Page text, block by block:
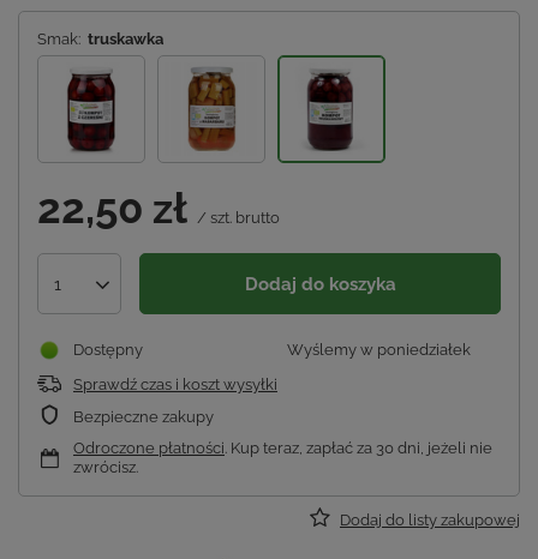
Smak: truskawka
22,50 zł / szt. brutto
1 Dodaj do koszyka
Wyślemy w poniedziałek
Dostępny
Sprawdź czas i koszt wysyłki
Bezpieczne zakupy
Odroczone płatności. Kup teraz, zapłać za 30 dni, jeżeli nie
zwrócisz.
Dodaj do listy zakupowej